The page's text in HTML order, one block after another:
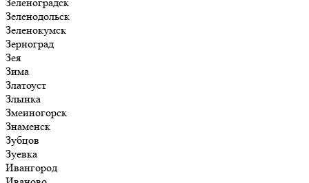
Зеленодольск
Зеленокумск
Зерноград
Зея
Зима
Златоуст
Злынка
Змеиногорск
Знаменск
Зубцов
Зуевка
Ивангород